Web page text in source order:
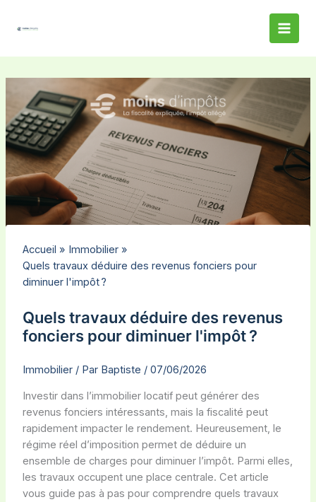
Accueil
Immobilier
Quels travaux déduire des revenus fonciers pour
diminuer l'impôt ?
Quels travaux déduire des revenus
fonciers pour diminuer l'impôt ?
Immobilier/ Par Baptiste / 07/06/2026
Investir dans l’immobilier locatif peut générer des
revenus fonciers intéressants, mais la fiscalité peut
rapidement impacter le rendement. Heureusement, le
régime réel d’imposition permet de déduire un
ensemble de charges pour diminuer l’impôt. Parmi elles,
les travaux occupent une place centrale. Cet article
vous guide pas à pas pour comprendre quels travaux